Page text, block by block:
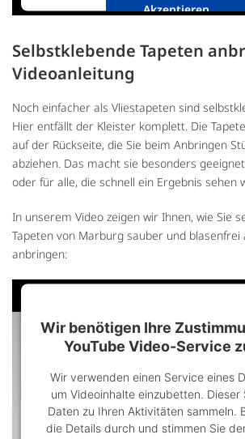
Akzeptieren
Platform &Trusted
Selbstklebende Tapeten
Videoanleitung
Noch einfacher als Vliestapeten sind
Hier entfällt der Kleister komplett. Die
auf der Rückseite, die Sie beim Anbringen
abziehen. Das macht sie besonders
oder für alle, die schnell ein Ergebnis sehen
In unserem Video zeigen wir Ihnen, wie Sie
Tapeten von Marburg sauber und blasenfrei
anbringen:
Wir benötigen Ihre
YouTube Video-Service
Wir verwenden einen Service eines
um Videoinhalte einzubetten. Dieser
Daten zu Ihren Aktivitäten sammeln.
die Details durch und stimmen Sie